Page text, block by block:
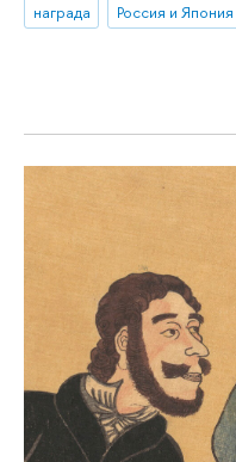
награда
Россия и Япония